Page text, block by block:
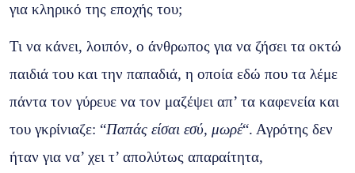
για κληρικό της εποχής του;
Τι να κάνει, λοιπόν, ο άνθρωπος για να ζήσει τα οκτώ
παιδιά του και την παπαδιά, η οποία εδώ που τα λέμε
πάντα τον γύρευε να τον μαζέψει απ’ τα καφενεία και
του γκρίνιαζε: “Παπάς είσαι εσύ, μωρέ“. Αγρότης δεν
ήταν για να’ χει τ’ απολύτως απαραίτητα,